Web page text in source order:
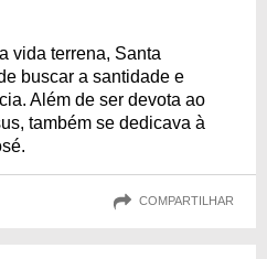
vida terrena, Santa
buscar a santidade e
Além de ser devota ao
também se dedicava à
COMPARTILHAR